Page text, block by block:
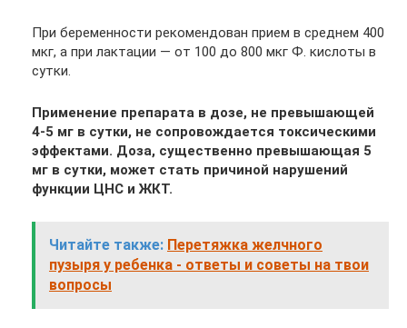
При беременности рекомендован прием в среднем 400
мкг, а при лактации — от 100 до 800 мкг Ф. кислоты в
сутки.
Применение препарата в дозе, не превышающей
4-5 мг в сутки, не сопровождается токсическими
эффектами. Доза, существенно превышающая 5
мг в сутки, может стать причиной нарушений
функции ЦНС и ЖКТ.
Читайте также: Перетяжка желчного
пузыря у ребенка - ответы и советы на твои
вопросы